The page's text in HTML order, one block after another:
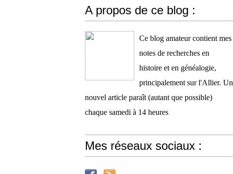
A propos de ce blog :
Ce blog amateur contient mes
notes de recherches en
histoire et en généalogie,
principalement sur l'Allier. Un
nouvel article paraît (autant que possible)
chaque samedi à 14 heures
Mes réseaux sociaux :